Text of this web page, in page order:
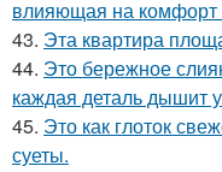
влияющая на комфорт
43. Эта квартира
44. Это бережное
каждая деталь дышит
45. Это как глоток
суеты.